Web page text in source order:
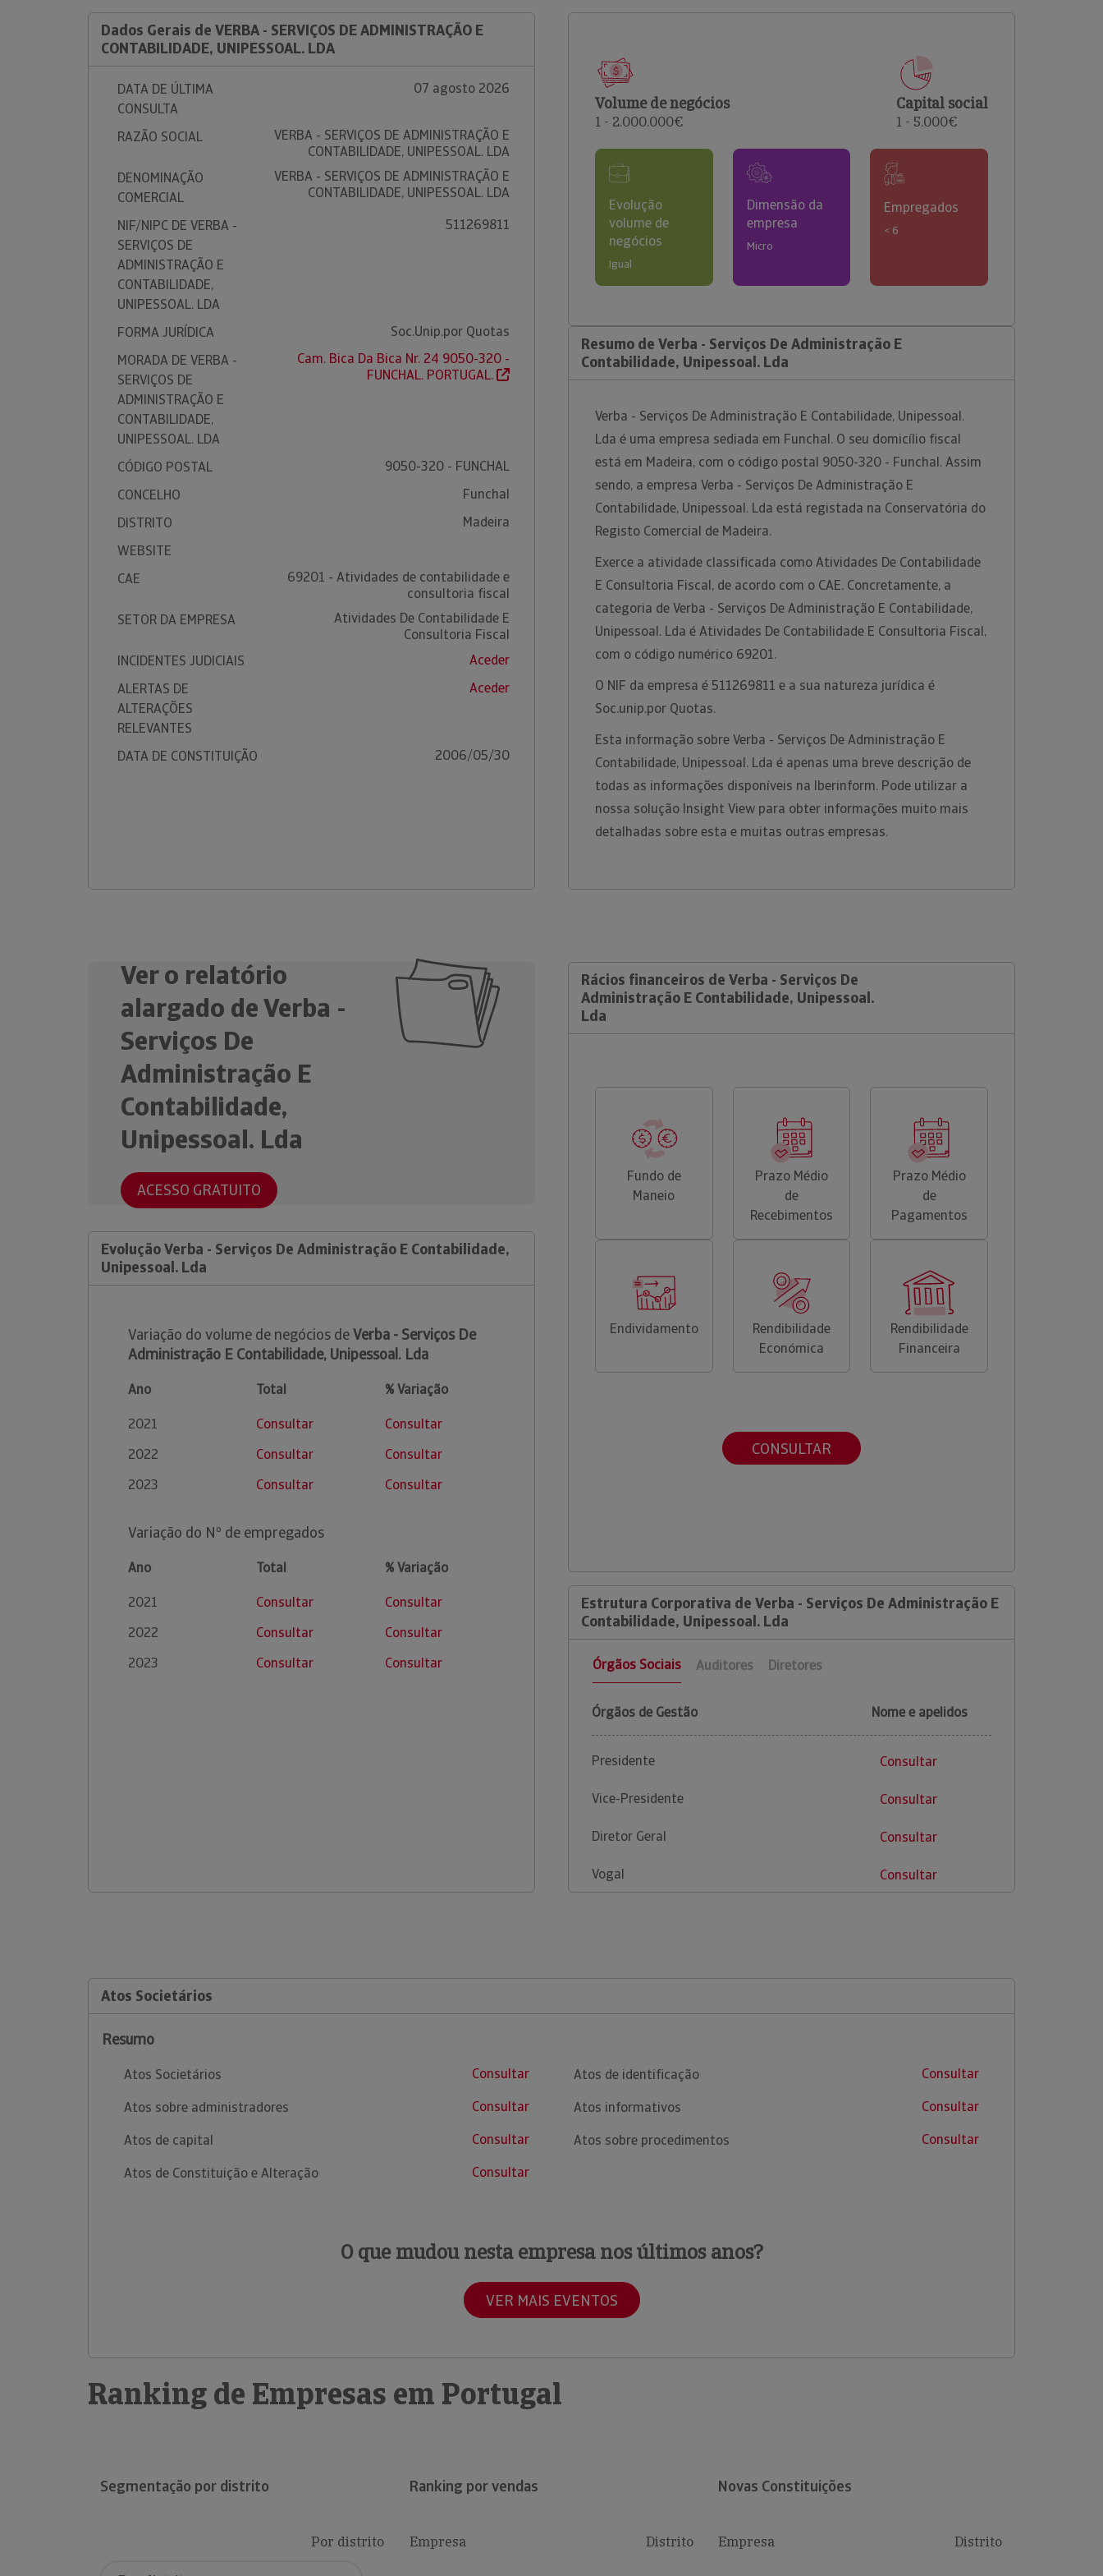
comerciais e analisar o risco de incumprimento dos
Dados Gerais de VERBA - SERVIÇOS DE ADMINISTRAÇÃO E
CONTABILIDADE, UNIPESSOAL. LDA
DATA DE ÚLTIMA
CONSULTA
07 agosto 2026
RAZÃO SOCIAL
VERBA - SERVIÇOS DE ADMINISTRAÇÃO E
CONTABILIDADE, UNIPESSOAL. LDA
DENOMINAÇÃO
COMERCIAL
VERBA - SERVIÇOS DE ADMINISTRAÇÃO E
CONTABILIDADE, UNIPESSOAL. LDA
NIF/NIPC DE VERBA -
SERVIÇOS DE
ADMINISTRAÇÃO E
CONTABILIDADE,
UNIPESSOAL. LDA
511269811
FORMA JURÍDICA
Soc.Unip.por Quotas
MORADA DE VERBA -
SERVIÇOS DE
ADMINISTRAÇÃO E
CONTABILIDADE,
UNIPESSOAL. LDA
Cam. Bica Da Bica Nr. 24 9050-320 -
FUNCHAL. PORTUGAL.
CÓDIGO POSTAL
9050-320 - FUNCHAL
CONCELHO
Funchal
DISTRITO
Madeira
WEBSITE
CAE
69201 - Atividades de contabilidade e
consultoria fiscal
SETOR DA EMPRESA
Atividades De Contabilidade E
Consultoria Fiscal
INCIDENTES JUDICIAIS
Aceder
ALERTAS DE
ALTERAÇÕES
RELEVANTES
Aceder
DATA DE CONSTITUIÇÃO 2006/05/30
Volume de negócios
1 - 2.000.000€
Capital social
1 - 5.000€
Evolução
volume de
negócios
Igual
Dimensão da
empresa
Micro
Empregados
< 6
Resumo de Verba - Serviços De Administração E
Contabilidade, Unipessoal. Lda
Verba - Serviços De Administração E Contabilidade, Unipessoal.
Lda é uma empresa sediada em Funchal. O seu domicílio fiscal
está em Madeira, com o código postal 9050-320 - Funchal. Assim
sendo, a empresa Verba - Serviços De Administração E
Contabilidade, Unipessoal. Lda está registada na Conservatória do
Registo Comercial de Madeira.
Exerce a atividade classificada como Atividades De Contabilidade
E Consultoria Fiscal, de acordo com o CAE. Concretamente, a
categoria de Verba - Serviços De Administração E Contabilidade,
Unipessoal. Lda é Atividades De Contabilidade E Consultoria Fiscal,
com o código numérico 69201.
O NIF da empresa é 511269811 e a sua natureza jurídica é
Soc.unip.por Quotas.
Esta informação sobre Verba - Serviços De Administração E
Contabilidade, Unipessoal. Lda é apenas uma breve descrição de
todas as informações disponíveis na Iberinform. Pode utilizar a
nossa solução Insight View para obter informações muito mais
detalhadas sobre esta e muitas outras empresas.
Ver o relatório
alargado de Verba -
Serviços De
Administração E
Contabilidade,
Unipessoal. Lda
ACESSO GRATUITO
Evolução Verba - Serviços De Administração E Contabilidade,
Unipessoal. Lda
Variação do volume de negócios deVerba - Serviços De
Administração E Contabilidade, Unipessoal. Lda
Ano Total
% Variação
2021
Consultar
Consultar
2022
Consultar
Consultar
2023
Consultar Consultar
Variação do Nº de empregados
Ano Total
% Variação
2021
Consultar
Consultar
2022
Consultar
Consultar
2023
Consultar Consultar
Rácios financeiros de Verba - Serviços De
Administração E Contabilidade, Unipessoal.
Lda
Fundo de
Maneio
Prazo Médio
de
Recebimentos
Prazo Médio
de
Pagamentos
Endividamento
Rendibilidade
Económica
Rendibilidade
Financeira
CONSULTAR
Estrutura Corporativa de Verba - Serviços De Administração E
Contabilidade, Unipessoal. Lda
Órgãos Sociais Auditores Diretores
Órgãos de Gestão Nome e apelidos
Presidente Consultar
Vice-Presidente Consultar
Diretor Geral Consultar
Vogal Consultar
Atos Societários
Resumo
Atos Societários
Consultar
Atos sobre administradores
Consultar
Atos de capital
Consultar
Atos de Constituição e Alteração
Consultar
Atos de identificação
Consultar
Atos informativos
Consultar
Atos sobre procedimentos
Consultar
O que mudou nesta empresa nos últimos anos?
VER MAIS EVENTOS
Ranking de Empresas em Portugal
Segmentação por distrito
Por distrito
Ranking por vendas
Empresa Distrito
Novas Constituições
Empresa Distrito